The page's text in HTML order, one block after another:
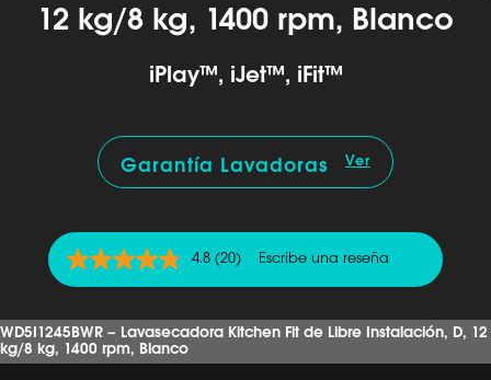
12 kg/8 kg, 1400 rpm, Blanco
Garantía Lavadoras Ver
iPlay™, iJet™, iFit™
4.8
de
estrellas,
valor
medio
4.8 (20) Escribe una reseña
WD5I1245BWR – Lavasecadora Kitchen Fit de Libre Instalación, D, 12
kg/8 kg, 1400 rpm, Blanco